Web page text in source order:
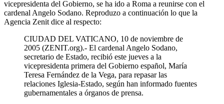
vicepresidenta del Gobierno, se ha ido a Roma a reunirse con el
cardenal Angelo Sodano. Reproduzo a continuación lo que la
Agencia Zenit dice al respecto:
CIUDAD DEL VATICANO, 10 de noviembre de
2005 (ZENIT.org).- El cardenal Angelo Sodano,
secretario de Estado, recibió este jueves a la
vicepresidenta primera del Gobierno español, María
Teresa Fernández de la Vega, para repasar las
relaciones Iglesia-Estado, según han informado fuentes
gubernamentales a órganos de prensa.